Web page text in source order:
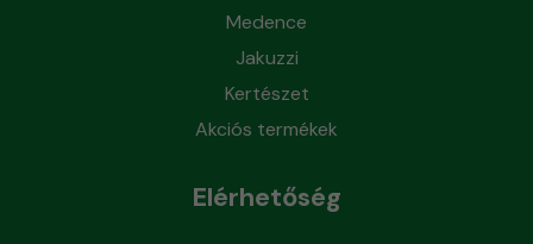
Medence
Jakuzzi
Kertészet
Akciós termékek
Elérhetőség